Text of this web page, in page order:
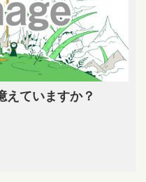
ていますか？